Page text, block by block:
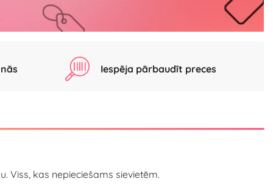
Iespēja pārbaudīt preces
Viss, kas nepieciešams sievietēm.